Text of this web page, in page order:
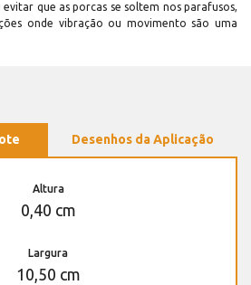
que as porcas se soltem nos parafusos,
onde vibração ou movimento são uma
Desenhos da Aplicação
Altura
0,40 cm
Largura
10,50 cm